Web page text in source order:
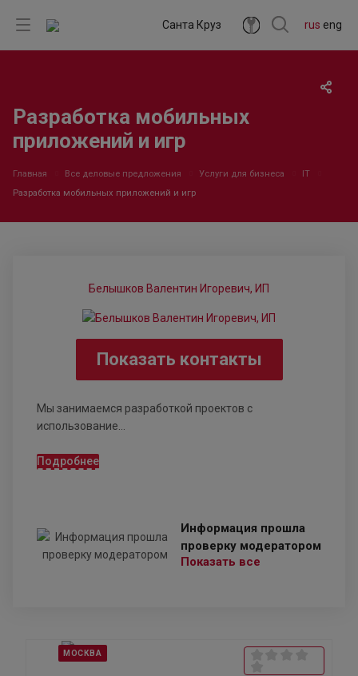
rus eng
Санта Круз
Разработка мобильных
приложений и игр
Главная Все деловые предложения Услуги для бизнеса
IT
Разработка мобильных приложений и игр
Белышков Валентин Игоревич, ИП
Показать контакты
Мы занимаемся разработкой проектов с
использование...
Подробнее
Информация прошла
проверку модератором
Показать все
МОСКВА